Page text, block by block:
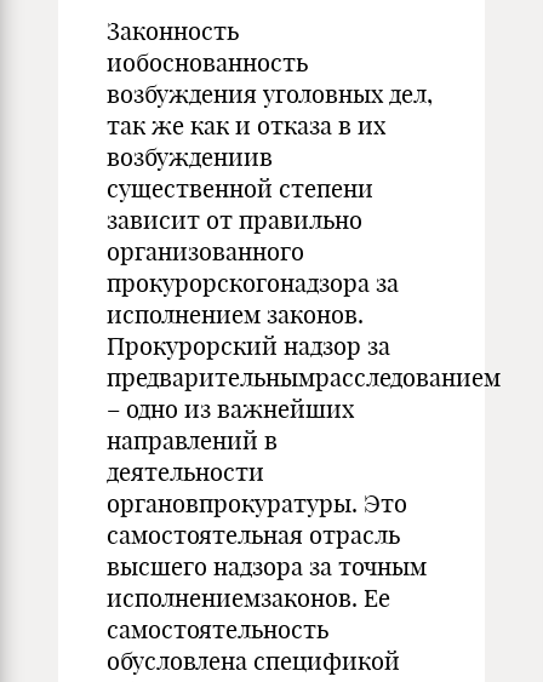
Законность
иобоснованность
возбуждения уголовных дел,
так же как и отказа в их
возбуждениив
существенной степени
зависит от правильно
организованного
прокурорскогонадзора за
исполне­нием законов.
Прокурорский надзор за
предварительнымрасследованием
– одно из важнейших
направлений в
деятельности
органовпрокуратуры. Это
самостоятельная отрасль
высшего надзора за точным
исполнениемзаконов. Ее
самостоятельность
обусловлена спецификой